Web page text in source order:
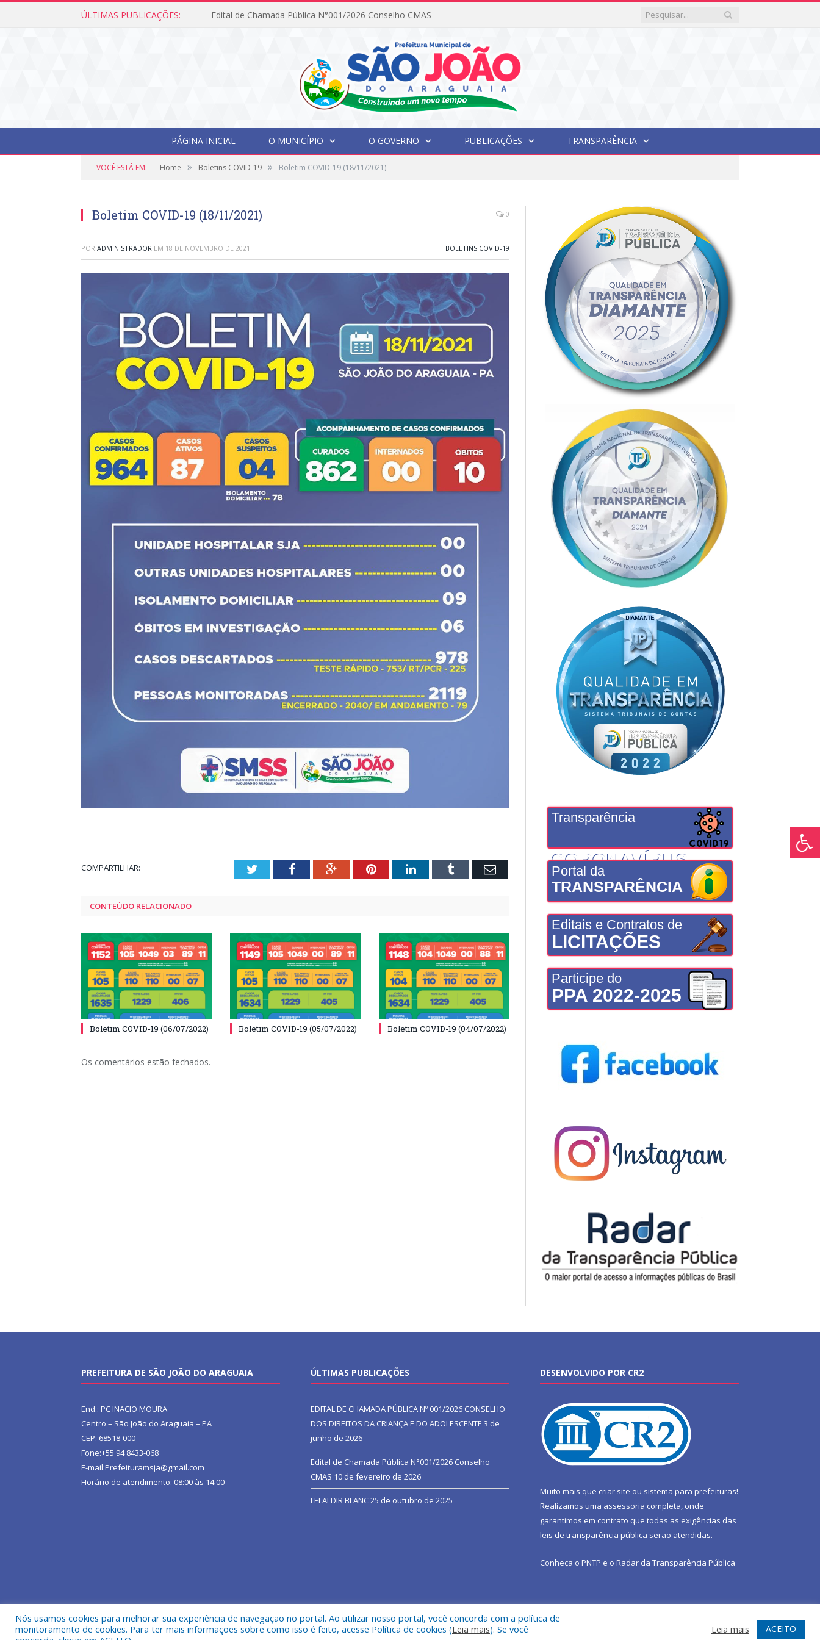
ÚLTIMAS PUBLICAÇÕES: Edital de Chamada Pública N°001/2026 Conselho CMAS
PÁGINA INICIAL O MUNICÍPIO O GOVERNO PUBLICAÇÕES TRANSPARÊNCIA
VOCÊ ESTÁ EM: Home » Boletins COVID-19 » Boletim COVID-19 (18/11/2021)
Boletim COVID-19 (18/11/2021) 0
POR ADMINISTRADOR EM 18 DE NOVEMBRO DE 2021 BOLETINS COVID-19
COMPARTILHAR: TwitterFacebookGoogle+PinterestLinkedInTumblr Email
CONTEÚDO RELACIONADO
Boletim COVID-19 (06/07/2022) Boletim COVID-19 (05/07/2022) Boletim COVID-19 (04/07/2022)
Os comentários estão fechados.
Transparência
CORONAVÍRUS
Portal da
TRANSPARÊNCIA
Editais e Contratos de
LICITAÇÕES
Participe do
PPA 2022-2025
PREFEITURA DE SÃO JOÃO DO ARAGUAIA
End.: PC INACIO MOURA
Centro – São João do Araguaia – PA
CEP: 68518-000
Fone:+55 94 8433-068
E-mail:Prefeituramsja@gmail.com
Horário de atendimento: 08:00 às 14:00
ÚLTIMAS PUBLICAÇÕES
EDITAL DE CHAMADA PÚBLICA Nº 001/2026 CONSELHO
DOS DIREITOS DA CRIANÇA E DO ADOLESCENTE 3 de
junho de 2026
Edital de Chamada Pública N°001/2026 Conselho
CMAS 10 de fevereiro de 2026
LEI ALDIR BLANC25 de outubro de 2025
DESENVOLVIDO POR CR2
Muito mais que criar site ou sistema para prefeituras!
Realizamos uma assessoria completa, onde
garantimos em contrato que todas as exigências das
leis de transparência pública serão atendidas.
Conheça o PNTP e o Radar da Transparência Pública
Todos os direitos reservados a Prefeitura Municipal de São João do Araguaia. Mapa do Site Acessar Webmail
Nós usamos cookies para melhorar sua experiência de navegação no portal. Ao utilizar nosso portal, você concorda com a política de
monitoramento de cookies. Para ter mais informações sobre como isso é feito, acesse Política de cookies (Leia mais). Se você
Leia mais ACEITO